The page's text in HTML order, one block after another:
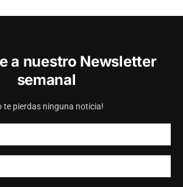
a nuestro Newsletter
semanal
te pierdas ninguna noticia!